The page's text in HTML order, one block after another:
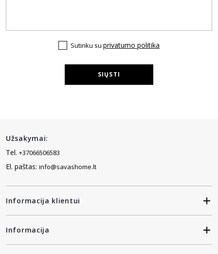
Sutinku su privatumo politika
SIŲSTI
Užsakymai:
Tel. +37066506583
El. paštas: info@savashome.lt
Informacija klientui
Informacija